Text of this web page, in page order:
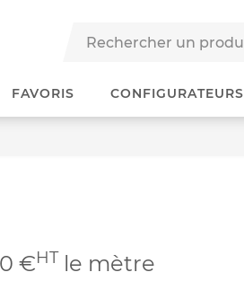
FAVORIS CONFIGURATEURS
€HT le mètre